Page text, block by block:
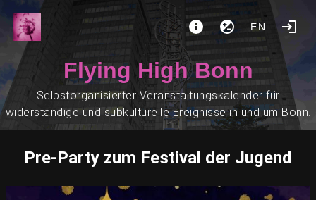
EN
Flying High Bonn
Selbstorganisierter Veranstaltungskalender für
widerständige und subkulturelle Ereignisse in und um Bonn.
Pre-Party zum Festival der Jugend